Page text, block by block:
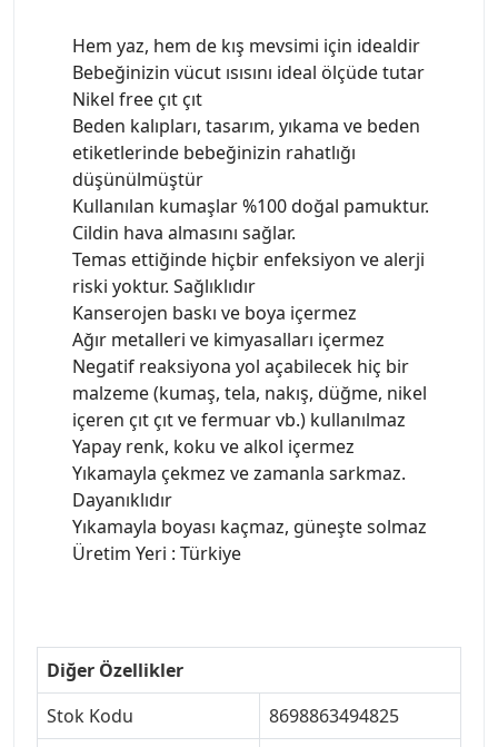
Hem yaz, hem de kış mevsimi için idealdir
Bebeğinizin vücut ısısını ideal ölçüde tutar
Nikel free çıt çıt
Beden kalıpları, tasarım, yıkama ve beden
etiketlerinde bebeğinizin rahatlığı
düşünülmüştür
Kullanılan kumaşlar %100 doğal pamuktur.
Cildin hava almasını sağlar.
Temas ettiğinde hiçbir enfeksiyon ve alerji
riski yoktur. Sağlıklıdır
Kanserojen baskı ve boya içermez
Ağır metalleri ve kimyasalları içermez
Negatif reaksiyona yol açabilecek hiç bir
malzeme (kumaş, tela, nakış, düğme, nikel
içeren çıt çıt ve fermuar vb.) kullanılmaz
Yapay renk, koku ve alkol içermez
Yıkamayla çekmez ve zamanla sarkmaz.
Dayanıklıdır
Yıkamayla boyası kaçmaz, güneşte solmaz
Üretim Yeri : Türkiye
Diğer Özellikler
Stok Kodu
8698863494825